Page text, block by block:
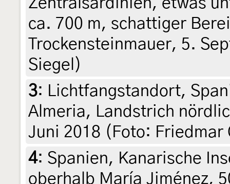
ca. 700 m, schattiger
Trockensteinmauer, 5.
Siegel)
3: Lichtfangstandort,
Almeria, Landstrich
Juni 2018 (Foto: Friedmar
4: Spanien, Kanarische
oberhalb María Jiménez,